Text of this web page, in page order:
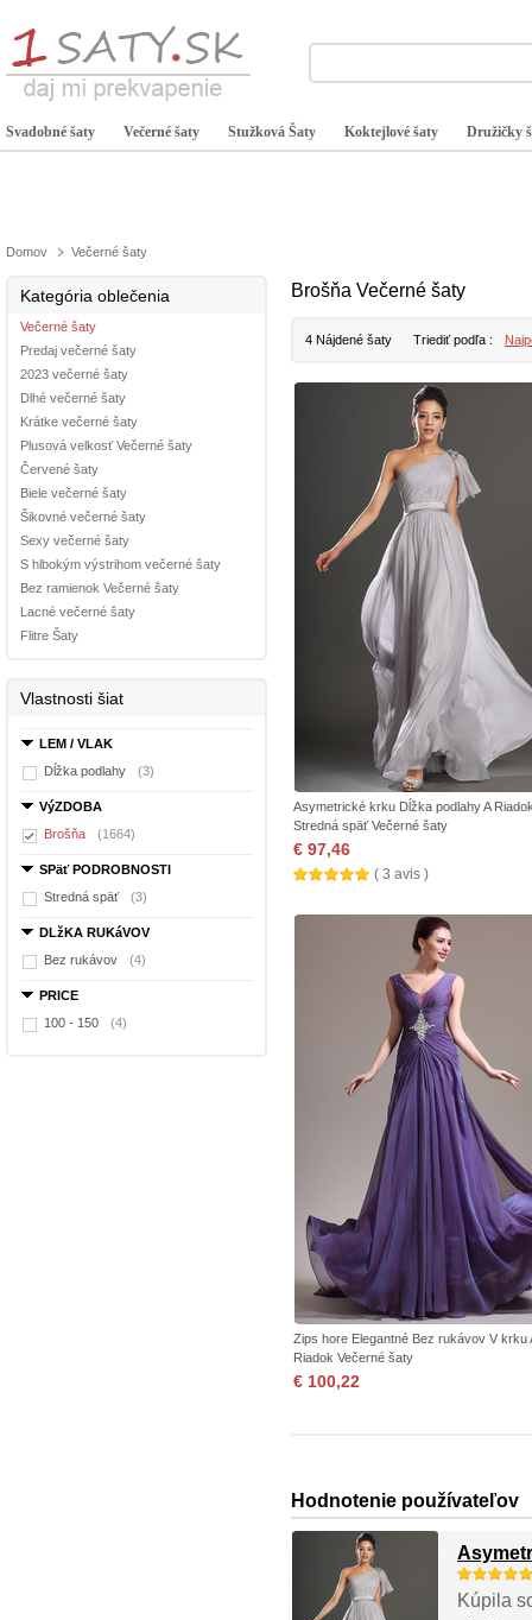
Svadobné šaty Večerné šaty Stužková Šaty Koktejlové šaty Družičky
Domov Večerné šaty
Kategória oblečenia
Večerné šaty
Predaj večerné šaty
2023 večerné šaty
Dlhé večerné šaty
Krátke večerné šaty
Plusová velkosť Večerné šaty
Červené šaty
Biele večerné šaty
Šikovné večerné šaty
Sexy večerné šaty
S hlbokým výstrihom večerné šaty
Bez ramienok Večerné šaty
Lacné večerné šaty
Flitre Šaty
Vlastnosti šiat
LEM / VLAK
Dĺžka podlahy
(3)
VýZDOBA
Brošňa
(1664)
SPäť PODROBNOSTI
Stredná späť
(3)
DLžKA RUKáVOV
Bez rukávov
(4)
PRICE
100 - 150
(4)
Brošňa Večerné šaty
4 Nájdené šaty Triediť podľa :
Asymetrické krku Dĺžka podlahy A
Stredná späť Večerné šaty
€ 97,46
( 3 avis )
Zips hore Elegantné Bez rukávov V krku
Riadok Večerné šaty
€ 100,22
Hodnotenie používateľov
Kúpila